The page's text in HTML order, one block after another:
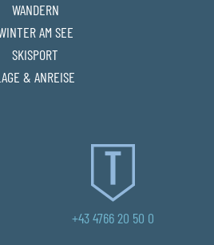
WANDERN
AM SEE
SKISPORT
& ANREISE
+43 4766 20 50 0